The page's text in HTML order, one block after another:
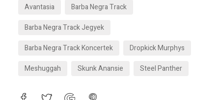
Avantasia
Barba Negra Track
Barba Negra Track Jegyek
Barba Negra Track Koncertek
Dropkick Murphys
Meshuggah
Skunk Anansie Steel Panther